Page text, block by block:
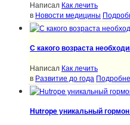
Написал Как лечить
в Новости медицины
С какого возраста
Написал Как лечить
в Развитие до года
Hutrope уникальный